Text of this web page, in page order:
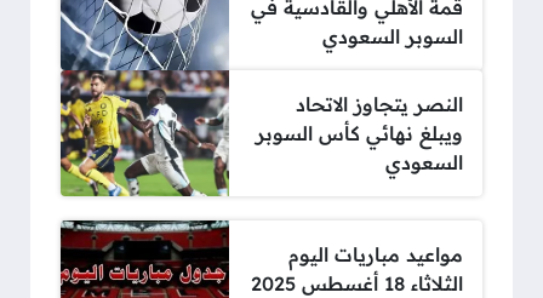
قمة الأهلي والقادسية في
السوبر السعودي
النصر يتجاوز الاتحاد
ويبلغ نهائي كأس السوبر
السعودي
مواعيد مباريات اليوم
الثلاثاء 18 أغسطس 2025